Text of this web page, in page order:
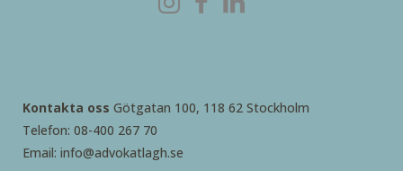
Kontakta oss Götgatan 100, 118 62 Stockholm
Telefon: 08-400 267 70
Email: info@advokatlagh.se